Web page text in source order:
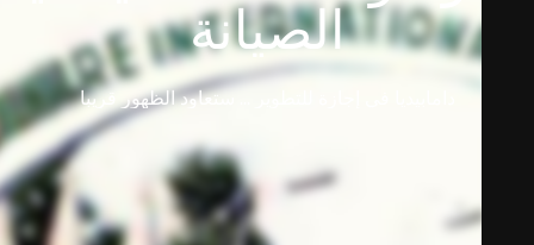
الصيانة
دامابيديا في إجازة للتطوير ... ستعاود الظهور قريباً